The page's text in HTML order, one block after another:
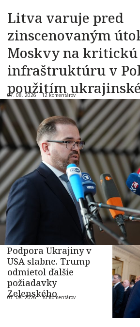
Litva varuje pred
zinscenovaným
Moskvy na kritickú
infraštruktúru v
použitím
07. 08. 2026 |12 komentárov
Podpora Ukrajiny v
USA slabne. Trump
odmietol ďalšie
požiadavky
Zelenského
07. 08. 2026 |50 komentárov